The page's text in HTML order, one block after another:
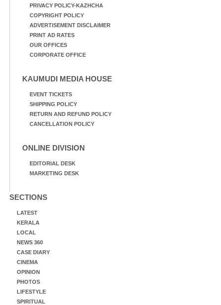
PRIVACY POLICY-KAZHCHA
COPYRIGHT POLICY
ADVERTISEMENT DISCLAIMER
PRINT AD RATES
OUR OFFICES
CORPORATE OFFICE
KAUMUDI MEDIA HOUSE
EVENT TICKETS
SHIPPING POLICY
RETURN AND REFUND POLICY
CANCELLATION POLICY
ONLINE DIVISION
EDITORIAL DESK
MARKETING DESK
SECTIONS
LATEST
KERALA
LOCAL
NEWS 360
CASE DIARY
CINEMA
OPINION
PHOTOS
LIFESTYLE
SPIRITUAL